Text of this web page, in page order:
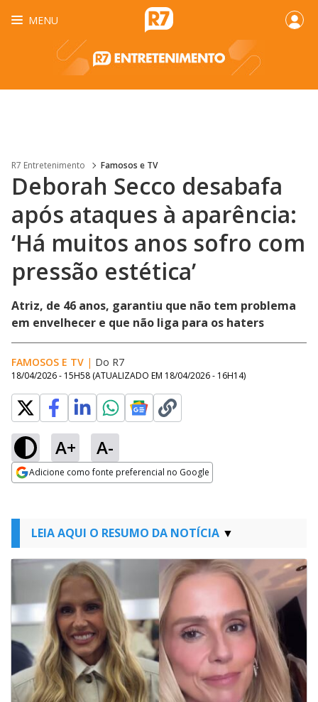
MENU
R7 Entretenimento Famosos e TV
Deborah Secco desabafa
após ataques à aparência:
‘Há muitos anos sofro com
pressão estética’
Atriz, de 46 anos, garantiu que não tem problema
em envelhecer e que não liga para os haters
FAMOSOS E TV | Do R7
18/04/2026 - 15H58 (ATUALIZADO EM 18/04/2026 - 16H14)
A+ A-
Adicione como fonte preferencial no Google
LEIA AQUI O RESUMO DA NOTÍCIA